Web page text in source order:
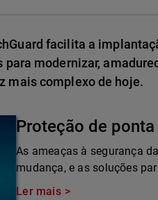
facilita a
modernizar,
mais complexo de hoje.
Proteção de
As ameaças à segurança
mudança, e as soluções
Ler mais